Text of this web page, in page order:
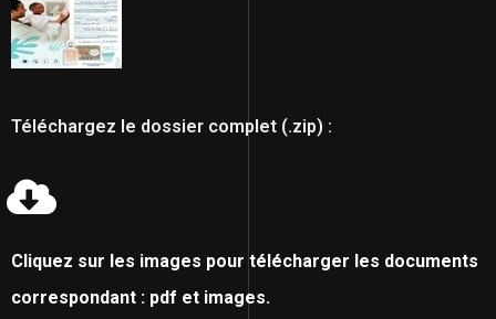
Téléchargez le dossier complet (.zip) :
Cliquez sur les images pour télécharger les documents
correspondant : pdf et images.